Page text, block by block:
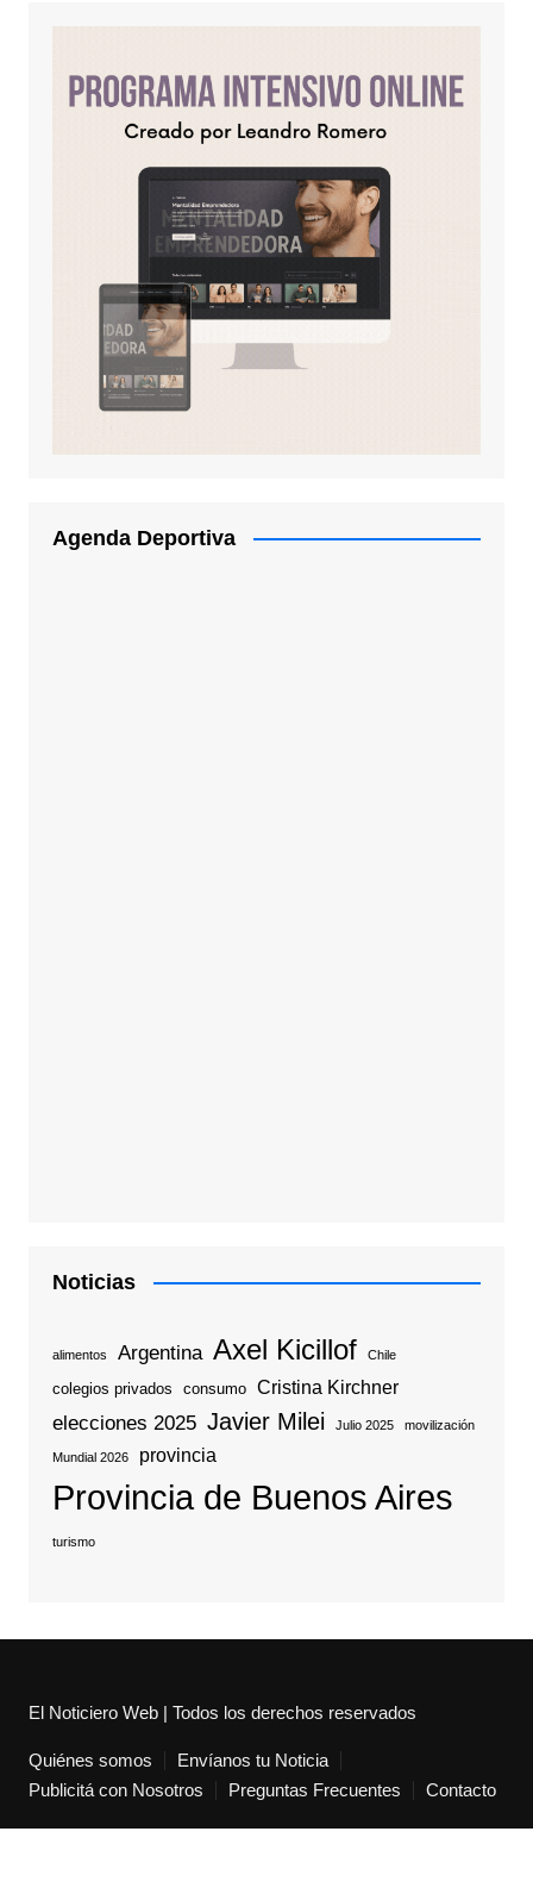
Agenda Deportiva
Noticias
alimentos Argentina Axel Kicillof Chile
colegios privados consumo Cristina Kirchner
elecciones 2025 Javier Milei Julio 2025 movilización
Mundial 2026 provincia
Provincia de Buenos Aires
turismo
El Noticiero Web | Todos los derechos reservados
Quiénes somos
Envíanos tu Noticia
Publicitá con Nosotros
Preguntas Frecuentes Contacto